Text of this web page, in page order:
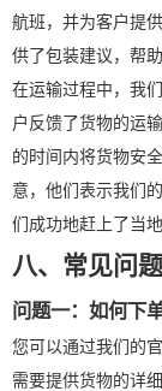
航班，并为客户提
供了包装建议，帮
在运输过程中，我
户反馈了货物的运
的时间内将货物安
意，他们表示我们
们成功地赶上了当
八、常见问
问题一：如何下单
您可以通过我们的
需要提供货物的详